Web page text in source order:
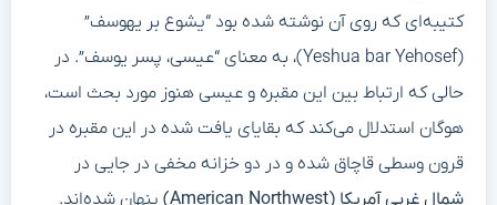
کتیبه‌ای که روی آن نوشته شده بود “یشوع بر یهوسف”
(Yeshua bar Yehosef)، به معنای “عیسی، پسر یوسف”. در
حالی که ارتباط بین این مقبره و عیسی هنوز مورد بحث است،
هوگان استدلال می‌کند که بقایای یافت شده در این مقبره در
قرون وسطی قاچاق شده و در دو خزانه مخفی در جایی در
شمال غربی آمریکا (American Northwest)
پنهان شده‌اند.